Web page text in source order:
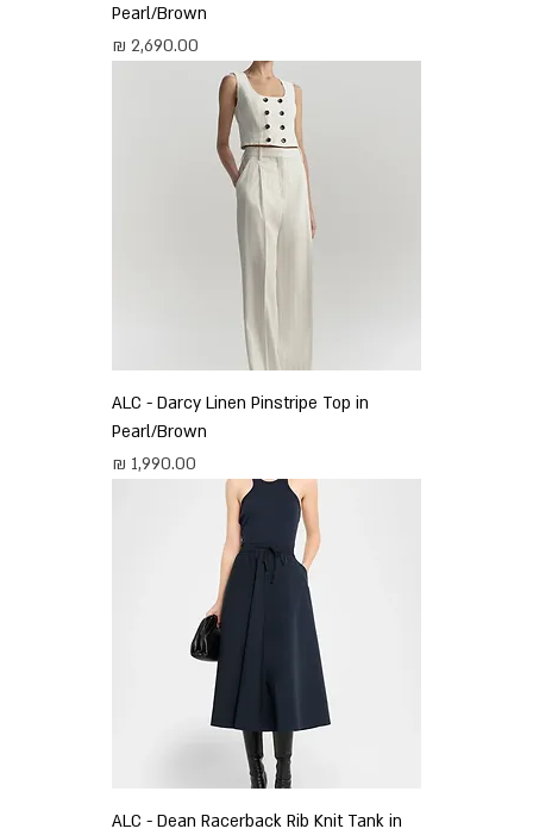
Pearl/Brown
מחיר
ALC - Darcy Linen Pinstripe Top in
Pearl/Brown
מחיר
ALC - Dean Racerback Rib Knit Tank in